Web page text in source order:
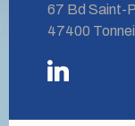
67 Bd Saint-
47400